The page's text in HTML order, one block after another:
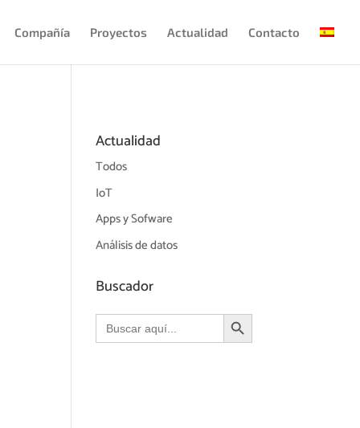
Compañía Proyectos Actualidad Contacto
Actualidad
Todos
IoT
Apps y Sofware
Análisis de datos
Buscador
Buscar: Botón de búsqueda